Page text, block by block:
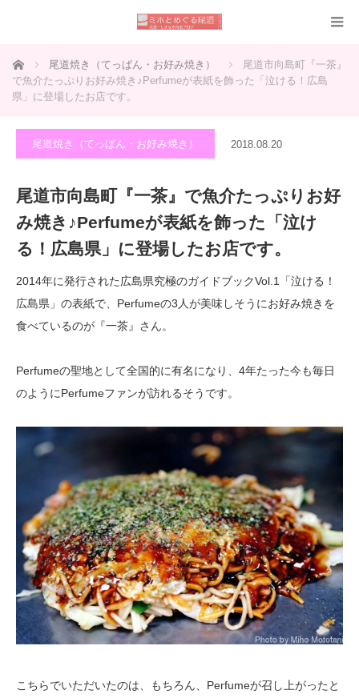
ホーム 尾道焼き（てっぱん・お好み焼き）
尾道市向島町『一茶』
で魚介たっぷりお好み焼き♪Perfumeが表紙を飾った「泣ける！広島
県」に登場したお店です。
尾道焼き（てっぱん・お好み焼き） 2018.08.20
尾道市向島町『一茶』で魚介たっぷりお好
み焼き♪Perfumeが表紙を飾った「泣け
る！広島県」に登場したお店です。
2014年に発行された広島県究極のガイドブックVol.1「泣ける！
広島県」の表紙で、Perfumeの3人が美味しそうにお好み焼きを
食べているのが『一茶』さん。
Perfumeの聖地として全国的に有名になり、4年たった今も毎日
のようにPerfumeファンが訪れるそうです。
こちらでいただいたのは、もちろん、Perfumeが召し上がったと